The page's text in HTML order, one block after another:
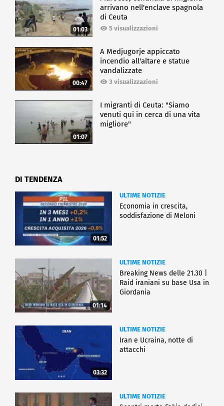
01:03
arrivano nell'enclave spagnola
di Ceuta
5 visualizzazioni
00:47
A Medjugorje appiccato
incendio all'altare e statue
vandalizzate
3 visualizzazioni
01:07
I migranti di Ceuta: "Siamo
venuti qui in cerca di una vita
migliore"
DI TENDENZA
01:52
ULTIME NOTIZIE
Economia in crescita,
soddisfazione di Meloni
01:14
ULTIME NOTIZIE
Breaking News delle 21.30 |
Raid iraniani su base Usa in
Giordania
03:32
ULTIME NOTIZIE
Iran e Ucraina, notte di
attacchi
ULTIME NOTIZIE